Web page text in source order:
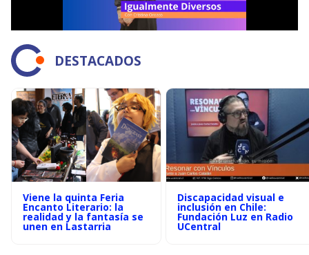
DESTACADOS
Viene la quinta Feria
Encanto Literario: la
realidad y la fantasía se
unen en Lastarria
Discapacidad visual e
inclusión en Chile:
Fundación Luz en Radio
UCentral